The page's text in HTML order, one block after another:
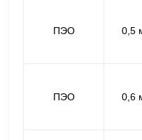
ПЭО 0,5
ПЭО 0,6